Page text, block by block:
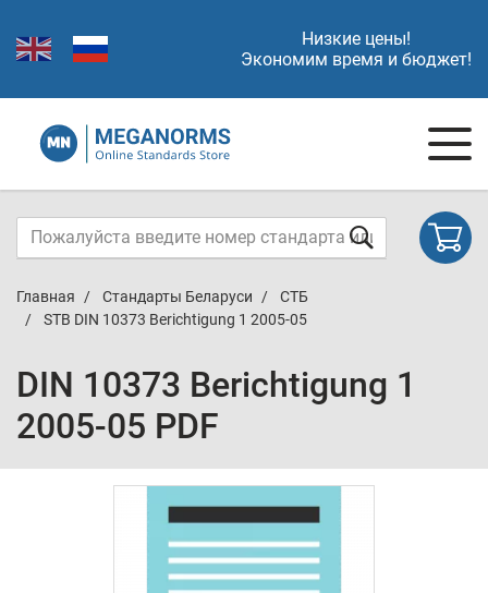
Низкие цены!
Экономим время и бюджет!
Главная Стандарты Беларуси
СТБ
STB DIN 10373 Berichtigung 1 2005-05
DIN 10373 Berichtigung 1
2005-05 PDF